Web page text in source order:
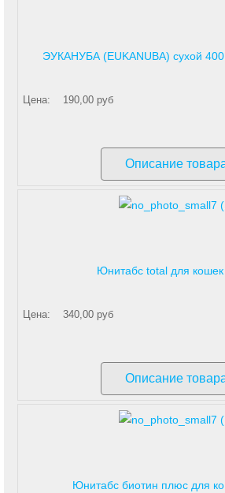
ЭУКАНУБА (EUKANUBA) сухой
Цена: 190,00 руб
Описание
Юнитабс total для
Цена: 340,00 руб
Описание
Юнитабс биотин плюс для